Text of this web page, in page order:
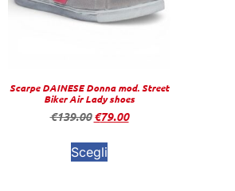
Scarpe DAINESE Donna mod. Street
Biker Air Lady shoes
€139.00 €79.00
Scegli